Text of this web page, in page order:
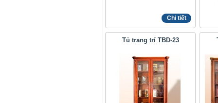
Chi tiết
Tủ trang trí TBD-23